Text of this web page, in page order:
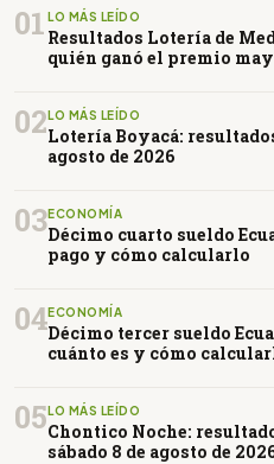
01 LO MÁS LEÍDO
Resultados Lotería de
quién ganó el premio
02LO MÁS LEÍDO
Lotería Boyacá:
agosto de 2026
03ECONOMÍA
Décimo cuarto sueldo
pago y cómo calcularlo
04ECONOMÍA
Décimo tercer sueldo
cuánto es y cómo
05LO MÁS LEÍDO
Chontico Noche:
sábado 8 de agosto de